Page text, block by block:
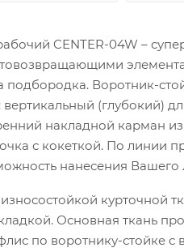
CENTER-04W –
подбородка. Воротник-
(глубокий)
накладной карман
с кокеткой. По линии
нанесения Вашего
курточной
Основная ткань
по воротнику-стойке